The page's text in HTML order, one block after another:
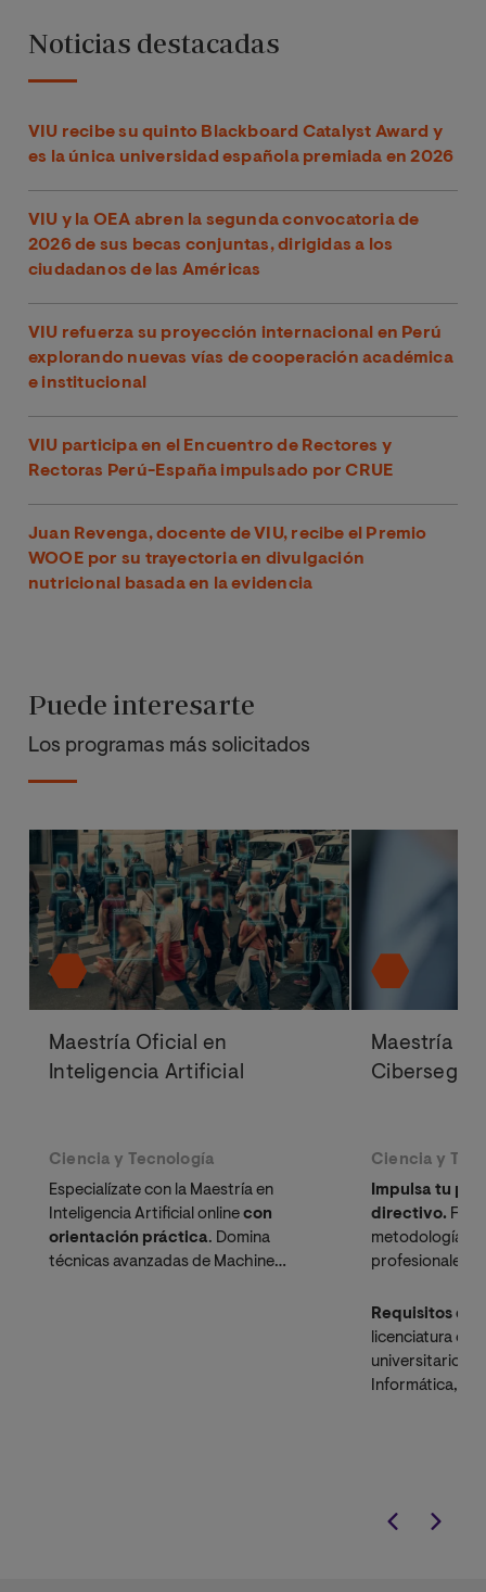
Noticias destacadas
VIU recibe su quinto Blackboard Catalyst Award y
es la única universidad española premiada en 2026
VIU y la OEA abren la segunda convocatoria de
2026 de sus becas conjuntas, dirigidas a los
ciudadanos de las Américas
VIU refuerza su proyección internacional en Perú
explorando nuevas vías de cooperación académica
e institucional
VIU participa en el Encuentro de Rectores y
Rectoras Perú-España impulsado por CRUE
Juan Revenga, docente de VIU, recibe el Premio
WOOE por su trayectoria en divulgación
nutricional basada en la evidencia
Puede interesarte
Los programas más solicitados
Maestría Oficial en
Inteligencia Artificial
Ciencia y Tecnología
Especialízate con la Maestría en
Inteligencia Artificial onlinecon
orientación práctica. Domina
técnicas avanzadas de Machine
Maestría
Ciencia y
Impulsa tu
directivo.
metodología
profesionales.
Requisitos de
licenciatura o
universitario en
Informática,